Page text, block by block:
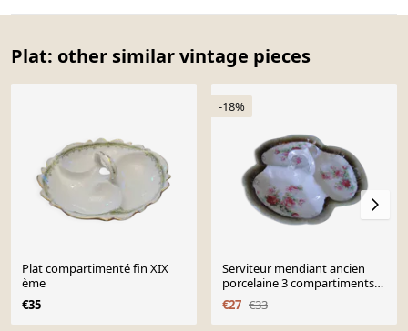
Plat: other similar vintage pieces
Plat compartimenté fin XIX
ème
€35
-18%
Serviteur mendiant ancien
porcelaine 3 compartiments
petites roses sur fond blanc
€27 €33